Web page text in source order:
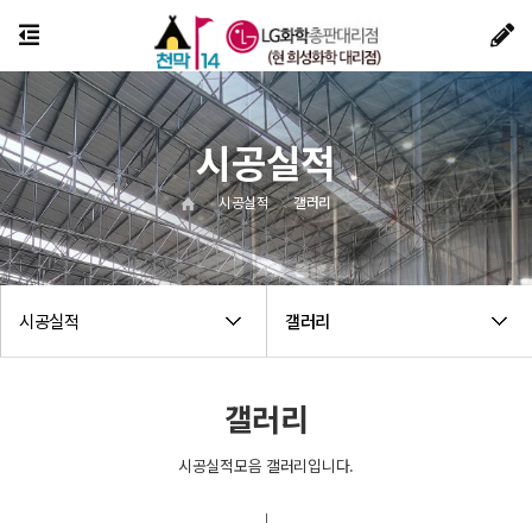
시공실적 갤러리
시공실적 갤러리
시공실적
갤러리
시공실적모음 갤러리입니다.